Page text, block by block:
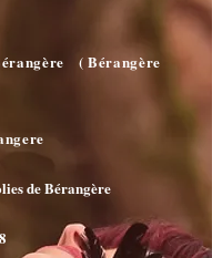
( Bérangère
de Bérangère